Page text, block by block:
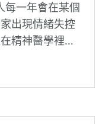
每一年會在某個
出現情緒失控
精神醫學裡不
某一次需要處
現當機現象，